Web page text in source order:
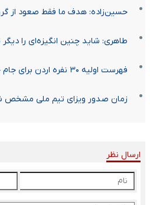
حسین‌زاده: هدف ما فقط صعود از
طاهری: شاید چنین انگیزه‌ای را دیگر
فهرست اولیه ۳۰ نفره اردن برای جام جهانی اعلام شد
زمان صدور ویزای تیم ملی مشخص
ارسال نظر